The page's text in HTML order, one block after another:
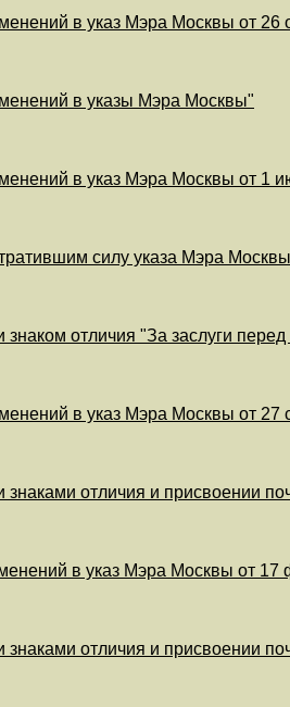
в указ Мэра Москвы от 26
в указы Мэра Москвы"
в указ Мэра Москвы от 1
силу указа Мэра
отличия "За заслуги
в указ Мэра Москвы от 27
отличия и присвоении
в указ Мэра Москвы от 17
отличия и присвоении